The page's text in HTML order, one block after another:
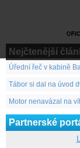
Nejčtenější
Úřední řeč v kabině
Tábor si dal na úvod
Motor nenavázal na
Partnerské